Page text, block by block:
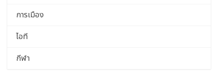
การเมือง
ไอที
กีฬา